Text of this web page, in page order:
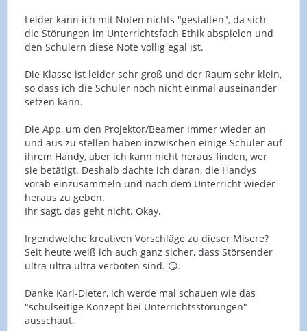
Leider kann ich mit Noten nichts "gestalten", da sich
die Störungen im Unterrichtsfach Ethik abspielen und
den Schülern diese Note völlig egal ist.
Die Klasse ist leider sehr groß und der Raum sehr klein,
so dass ich die Schüler noch nicht einmal auseinander
setzen kann.
Die App, um den Projektor/Beamer immer wieder an
und aus zu stellen haben inzwischen einige Schüler auf
ihrem Handy, aber ich kann nicht heraus finden, wer
sie betätigt. Deshalb dachte ich daran, die Handys
vorab einzusammeln und nach dem Unterricht wieder
heraus zu geben.
Ihr sagt, das geht nicht. Okay.
Irgendwelche kreativen Vorschläge zu dieser Misere?
Seit heute weiß ich auch ganz sicher, dass Störsender
ultra ultra ultra verboten sind. 😏.
Danke Karl-Dieter, ich werde mal schauen wie das
"schulseitige Konzept bei Unterrichtsstörungen"
ausschaut.